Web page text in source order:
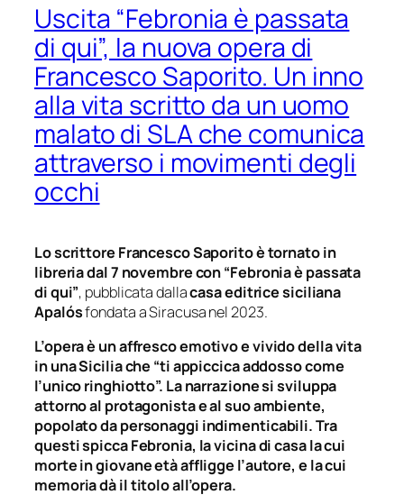
Uscita “Febronia è passata
di qui”, la nuova opera di
Francesco Saporito. Un inno
alla vita scritto da un uomo
malato di SLA che comunica
attraverso i movimenti degli
occhi
Lo scrittore Francesco Saporito è tornato in
libreria dal 7 novembre con “Febronia è passata
di qui”, pubblicata dallacasa editrice siciliana
Apalósfondata a Siracusa nel 2023.
L’operaè un affresco emotivo e vivido della vita
in una Sicilia che “ti appiccica addosso come
l’unico ringhiotto”. La narrazione si sviluppa
attorno al protagonista e al suo ambiente,
popolato da personaggi indimenticabili. Tra
questi spicca Febronia, la vicina di casa la cui
morte in giovane età affligge l’autore, e la cui
memoria dà il titolo all’opera.